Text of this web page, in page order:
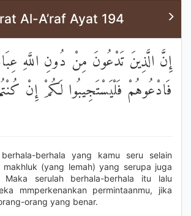
Al-A’raf Ayat 194
إِنَّ الَّذِينَ تَدْعُونَ مِنْ دُونِ اللَّهِ
فَادْعُوهُمْ فَلْيَسْتَجِيبُوا لَكُمْ إِنْ
berhala-berhala yang kamu seru selain
makhluk (yang lemah) yang serupa juga
Maka serulah berhala-berhala itu lalu
mmperkenankan permintaanmu, jika
orang yang benar.